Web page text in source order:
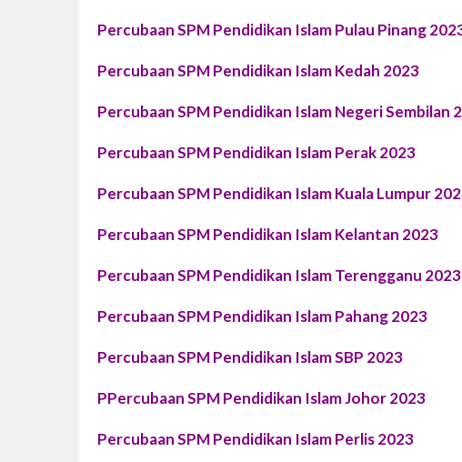
Percubaan SPM Pendidikan Islam Pulau Pinang
Percubaan SPM Pendidikan Islam Kedah 2023
Percubaan SPM Pendidikan Islam Negeri Sembilan
Percubaan SPM Pendidikan Islam Perak 2023
Percubaan SPM Pendidikan Islam Kuala Lumpur
Percubaan SPM Pendidikan Islam Kelantan 2023
Percubaan SPM Pendidikan Islam Terengganu 2023
Percubaan SPM Pendidikan Islam Pahang 2023
Percubaan SPM Pendidikan Islam SBP 2023
PPercubaan SPM Pendidikan Islam Johor 2023
Percubaan SPM Pendidikan Islam Perlis 2023